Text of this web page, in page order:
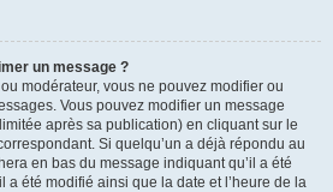
un message ?
modérateur, vous ne pouvez modifier ou
Vous pouvez modifier un message
après sa publication) en cliquant sur le
Si quelqu’un a déjà répondu au
en bas du message indiquant qu’il a été
a été modifié ainsi que la date et l’heure de la